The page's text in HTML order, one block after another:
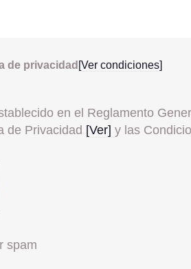
de privacidad [Ver condiciones]
en el Reglamento
de Privacidad [Ver] y las
spam